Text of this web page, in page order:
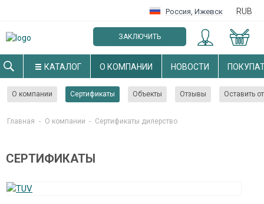
Россия, Ижевск RUB
ЗАКЛЮЧИТЬ
ОПТОВЫЙ ДОГОВОР
КАТАЛОГ О КОМПАНИИ НОВОСТИ
О компании Сертификаты Объекты Отзывы Оставить
Главная - О компании - Cертификаты дилерство
СЕРТИФИКАТЫ